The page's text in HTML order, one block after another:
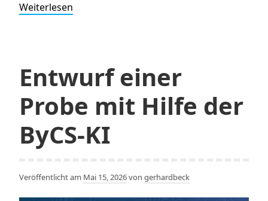
Weiterlesen
Entwurf einer
Probe mit Hilfe der
ByCS-KI
Veröffentlicht am Mai 15, 2026von gerhardbeck